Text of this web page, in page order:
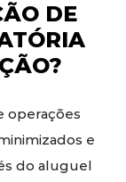
DE
operações
e
do aluguel